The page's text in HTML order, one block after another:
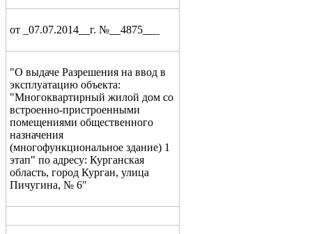
от _07.07.2014__г. №__4875___
"О выдаче Разрешения на ввод в
эксплуатацию объекта:
"Многоквартирный жилой дом со
встроенно-пристроенными
помещениями общественного
назначения
(многофункциональное здание) 1
этап" по адресу: Курганская
область, город Курган, улица
Пичугина, № 6"